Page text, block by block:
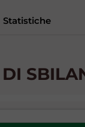
Statistiche